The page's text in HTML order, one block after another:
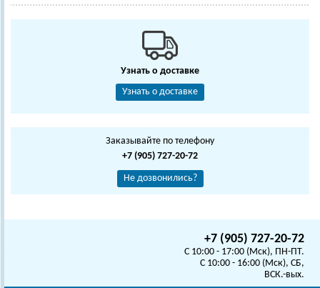
Узнать о доставке
Узнать о доставке
Заказывайте по телефону
+7 (905) 727-20-72
Не дозвонились?
+7 (905) 727-20-72
C 10:00 - 17:00 (Мск), ПН-ПТ.
C 10:00 - 16:00 (Мск), СБ,
ВСК.-вых.